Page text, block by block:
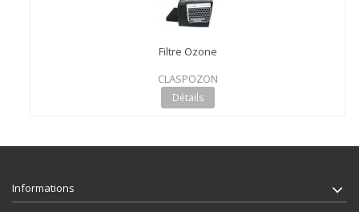
Filtre Ozone
CLASPOZON
Détails
Informations